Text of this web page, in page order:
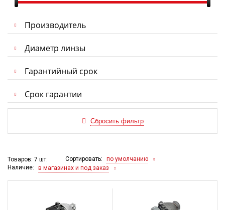
Производитель
Диаметр линзы
Гарантийный срок
Срок гарантии
Товаров: 7 шт. Сортировать:
по умолчанию
Наличие:
в магазинах и под заказ